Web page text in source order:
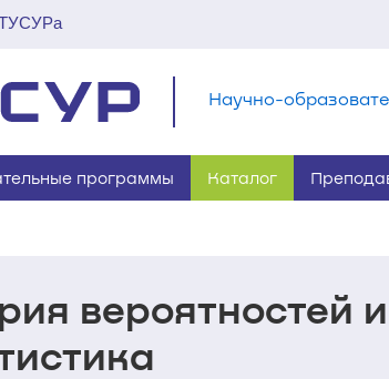
Научно-
программы Каталог
вероятностей